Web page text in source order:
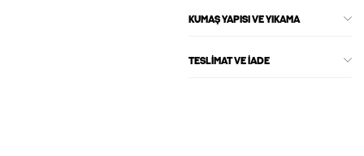
KUMAŞ YAPISI VE YIKAMA
TESLIMAT VE İADE